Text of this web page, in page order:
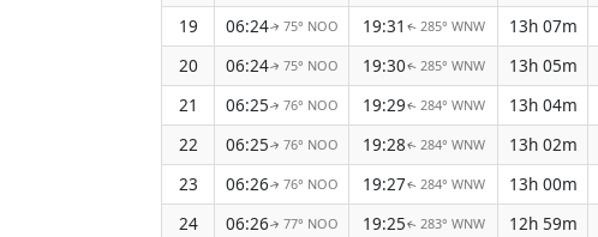
19
06:24↑ 75° NOO 19:31 ↑ 285° WNW 13h 07m
20
06:24↑ 75° NOO 19:30↑ 285° WNW 13h 05m
21
06:25↑ 76° NOO 19:29↑ 284° WNW 13h 04m
22
06:25↑ 76° NOO 19:28↑ 284° WNW 13h 02m
23
06:26↑ 76° NOO 19:27↑ 284° WNW 13h 00m
24
06:26↑ 77° NOO 19:25↑ 283° WNW 12h 59m